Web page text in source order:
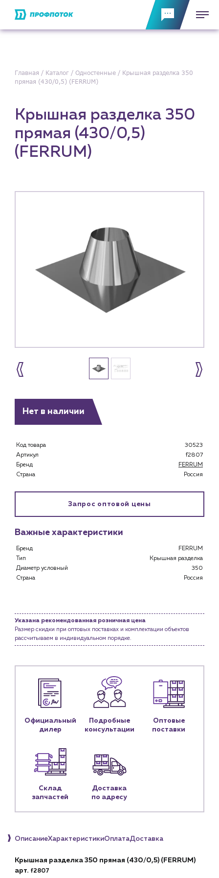
Услуги
Портфолио
Новости
Личный кабинет
Контакты
Наши партнёры
+7 (918) 070-19-79
Пн – пт: 9:00 – 18:00
sales@profpotok.ru
Главная Каталог Одностенные
Крышная разделка 350
прямая (430/0,5) (FERRUM)
Крышная разделка 350
прямая (430/0,5)
(FERRUM)
Нет в наличии
Код товара
30523
Артикул
f2807
Бренд
FERRUM
Страна
Россия
Запрос оптовой цены
Важные характеристики
Бренд
FERRUM
Тип
Крышная разделка
Диаметр условный
350
Страна
Россия
Указана рекомендованная розничная цена
Размер скидки при оптовых поставках и комплектации объектов
рассчитываем в индивидуальном порядке.
Официальный
дилер
Подробные
консультации
Оптовые
поставки
Склад
запчастей
Доставка
по адресу
ОписаниеХарактеристикиОплатаДоставка
Крышная разделка 350 прямая (430/0,5) (FERRUM)
арт. f2807